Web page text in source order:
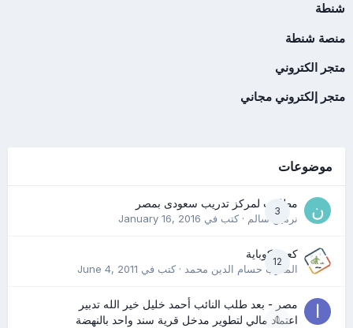
شنطة
منصة شنطة
متجر الكتروني
متجر إلكتروني مجاني
موضوعات
3
مطلوب لمركز تدريب سعودى بمصر
نرمين سالم· كتب في January 16, 2016
12
كعب كوباية
المدرب حسام الدين محمد· كتب في June 4, 2011
0
مصر - بعد طلب النائب أحمد خليل خير الله تدبير
اعتماد مالي لتطوير مدخل قرية سند واحد بالنهضة